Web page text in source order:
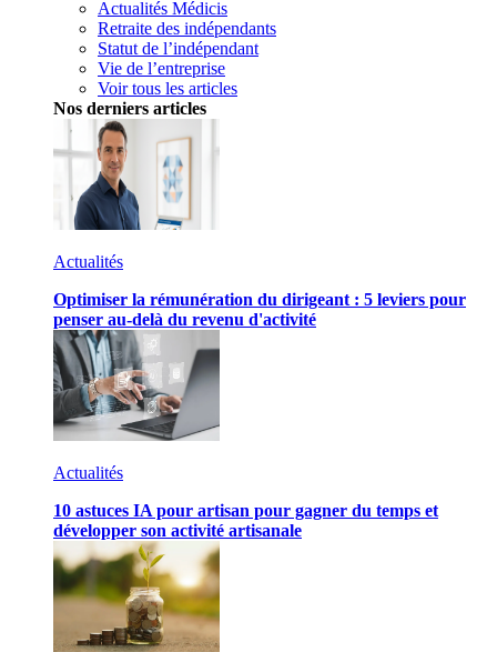
Actualités Médicis
Retraite des indépendants
Statut de l’indépendant
Vie de l’entreprise
Voir tous les articles
Nos derniers articles
Actualités
Optimiser la rémunération du dirigeant : 5 leviers pour
penser au-delà du revenu d'activité
Actualités
10 astuces IA pour artisan pour gagner du temps et
développer son activité artisanale